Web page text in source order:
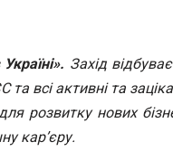
Захід
та всі активні та
розвитку нових
кар’єру.